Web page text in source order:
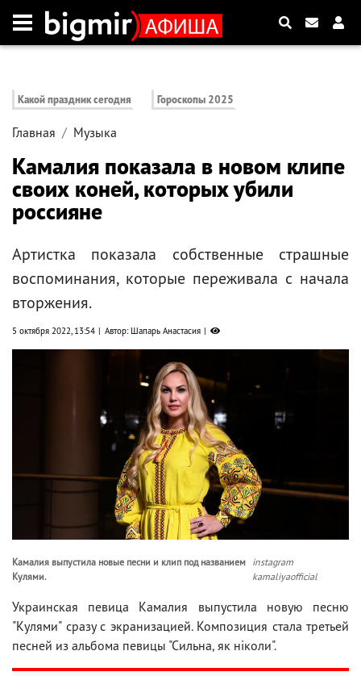
Какой праздник сегодня Гороскопы 2025
Главная Музыка
Камалия показала в новом клипе
своих коней, которых убили
россияне
Артистка показала собственные страшные
воспоминания, которые переживала с начала
вторжения.
5 октября 2022, 13:54 Автор: Шапарь Анастасия
Камалия выпустила новые песни и клип под названием
Кулями.
instagram
kamaliyaofficial
Украинская певица Камалия выпустила новую песню
"Кулями" сразу с экранизацией. Композиция стала третьей
песней из альбома певицы "Сильна, як ніколи".